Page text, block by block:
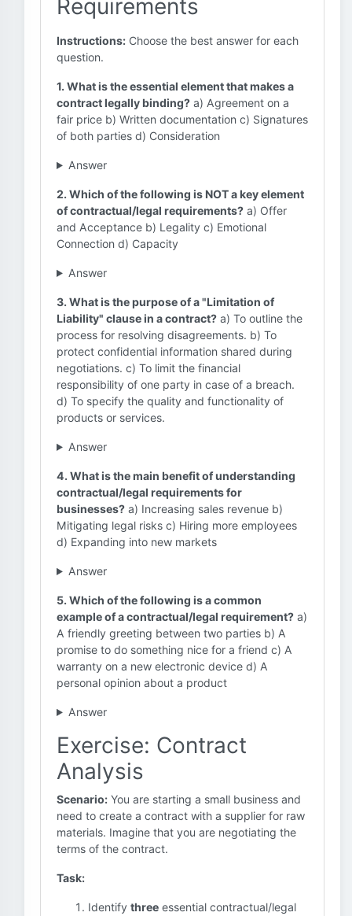
Requirements
Instructions: Choose the best answer for each
question.
1. What is the essential element that makes a
contract legally binding? a) Agreement on a
fair price b) Written documentation c) Signatures
of both parties d) Consideration
Answer
2. Which of the following is NOT a key element
of contractual/legal requirements? a) Offer
and Acceptance b) Legality c) Emotional
Connection d) Capacity
Answer
3. What is the purpose of a "Limitation of
Liability" clause in a contract? a) To outline the
process for resolving disagreements. b) To
protect confidential information shared during
negotiations. c) To limit the financial
responsibility of one party in case of a breach.
d) To specify the quality and functionality of
products or services.
Answer
4. What is the main benefit of understanding
contractual/legal requirements for
businesses? a) Increasing sales revenue b)
Mitigating legal risks c) Hiring more employees
d) Expanding into new markets
Answer
5. Which of the following is a common
example of a contractual/legal requirement? a)
A friendly greeting between two parties b) A
promise to do something nice for a friend c) A
warranty on a new electronic device d) A
personal opinion about a product
Answer
Exercise: Contract
Analysis
Scenario: You are starting a small business and
need to create a contract with a supplier for raw
materials. Imagine that you are negotiating the
terms of the contract.
Task:
Identify three essential contractual/legal